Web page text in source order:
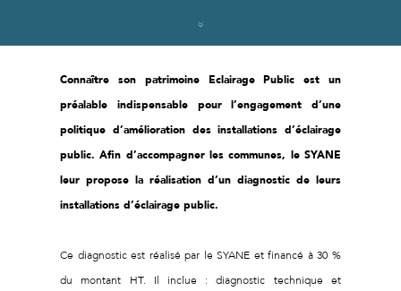
Connaître son patrimoine Eclairage Public est un
préalable indispensable pour l’engagement d’une
politique d’amélioration des installations d’éclairage
public. Afin d’accompagner les communes, le SYANE
leur propose la réalisation d’un diagnostic de leurs
installations d’éclairage public.
Ce diagnostic est réalisé par le SYANE et financé à 30 %
du montant HT. Il inclue : diagnostic technique et